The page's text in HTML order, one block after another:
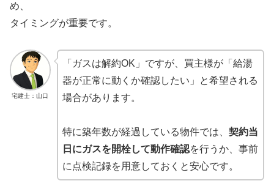
め、
タイミングが重要です。
宅建士：山口
「ガスは解約OK」ですが、買主様が「給湯
器が正常に動くか確認したい」と希望される
場合があります。
特に築年数が経過している物件では、 契約当
日にガスを開栓して動作確認を行うか、事前
に点検記録を用意しておくと安心です。